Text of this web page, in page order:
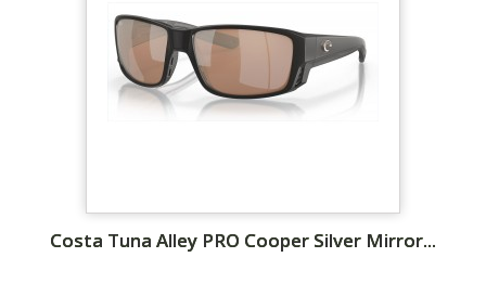
Costa Tuna Alley PRO Cooper Silver Mirror...